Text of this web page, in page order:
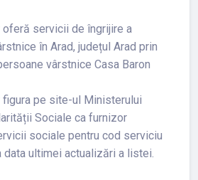
oferă servicii de îngrijire a
în Arad, județul Arad prin
vârstnice Casa Baron
figura pe site-ul Ministerului
Sociale ca furnizor
sociale pentru cod serviciu
data ultimei actualizări a listei.